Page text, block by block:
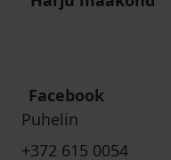
Facebook
Puhelin
+372 615 0054